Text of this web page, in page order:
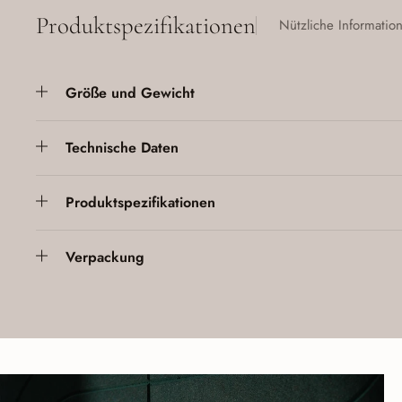
Produktspezifikationen Nützliche
Größe und Gewicht
Technische Daten
Produktspezifikationen
Verpackung